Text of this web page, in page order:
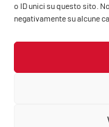
o ID unici su questo sito.
negativamente su alcune
Gas Sales